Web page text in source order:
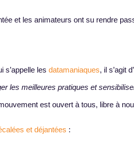
et les animateurs ont su rendre
s’appelle les datamaniaques, il s’agit
les meilleures pratiques et
est ouvert à tous, libre à
et déjantées :